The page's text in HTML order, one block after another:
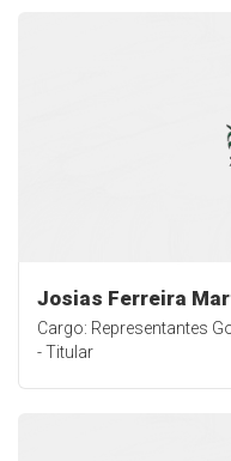
Josias Ferreira
Cargo: Representantes
- Titular